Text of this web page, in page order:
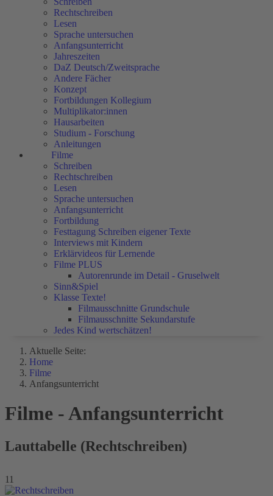
Rechtschreiben
Lesen
Sprache untersuchen
Anfangsunterricht
Jahreszeiten
DaZ Deutsch/Zweitsprache
Andere Fächer
Konzept
Fortbildungen Kollegium
Multiplikator:innen
Hausarbeiten
Studium - Forschung
Anleitungen
Filme
Schreiben
Rechtschreiben
Lesen
Sprache untersuchen
Anfangsunterricht
Fortbildung
Festtagung Schreiben eigener Texte
Interviews mit Kindern
Erklärvideos für Lernende
Filme PLUS
Autorenrunde im Detail - Gruselwelt
Sinn&Spiel
Klasse Texte!
Filmausschnitte Grundschule
Filmausschnitte Sekundarstufe
Jedes Kind wertschätzen!
Aktuelle Seite:
Home
Filme
Anfangsunterricht
Filme - Anfangsunterricht
Lauttabelle (Rechtschreiben)
11